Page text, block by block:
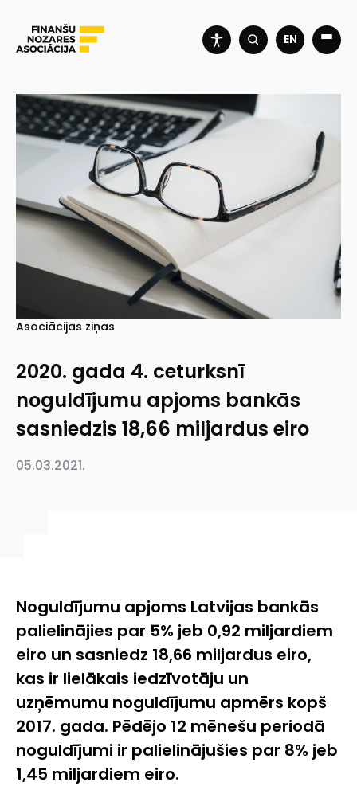
EN
Asociācijas ziņas
2020. gada 4. ceturksnī
noguldījumu apjoms bankās
sasniedzis 18,66 miljardus eiro
05.03.2021.
Noguldījumu apjoms Latvijas bankās
palielinājies par 5% jeb 0,92 miljardiem
eiro un sasniedz 18,66 miljardus eiro,
kas ir lielākais iedzīvotāju un
uzņēmumu noguldījumu apmērs kopš
2017. gada. Pēdējo 12 mēnešu periodā
noguldījumi ir palielinājušies par 8% jeb
1,45 miljardiem eiro.